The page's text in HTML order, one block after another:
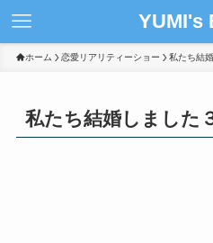
YUMI's
ホーム 恋愛リアリティーショー 私たち結
私たち結婚しました